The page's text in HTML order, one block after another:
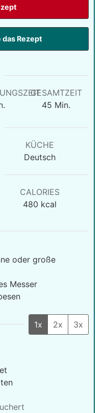
Rezept
GESAMTZEIT
45 Minuten
Min.
KÜCHE
Deutsch
CALORIES
480 kcal
oder große
Messer
1x 2x 3x